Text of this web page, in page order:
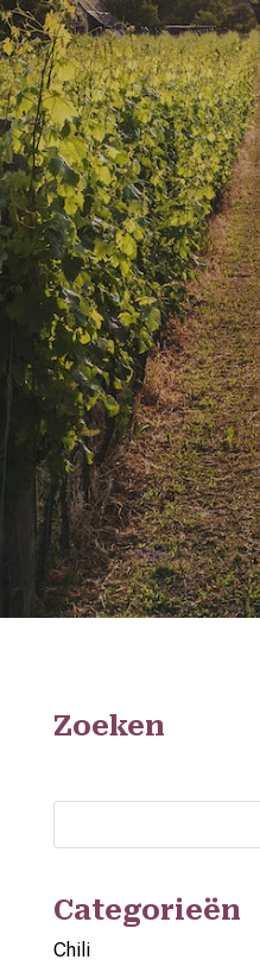
Zoeken
Categorieën
Chili